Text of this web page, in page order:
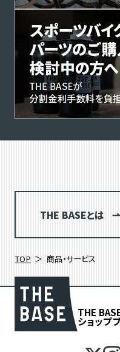
THE BASEとは
TOP 商品・サービス
THE
ショップ